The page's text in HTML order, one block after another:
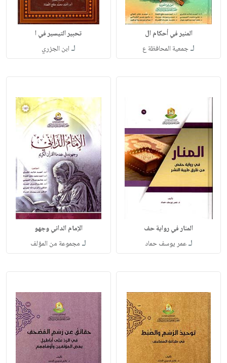
المنير في أحكام ال
لـجمعية المحافظة ع
تحبير التيسير في ا
لـ ابن الجزري
المنار في رواية حف
لـعمر يوسف حماد
الإمام الداني وجهو
لـ مجموعة من المؤلف